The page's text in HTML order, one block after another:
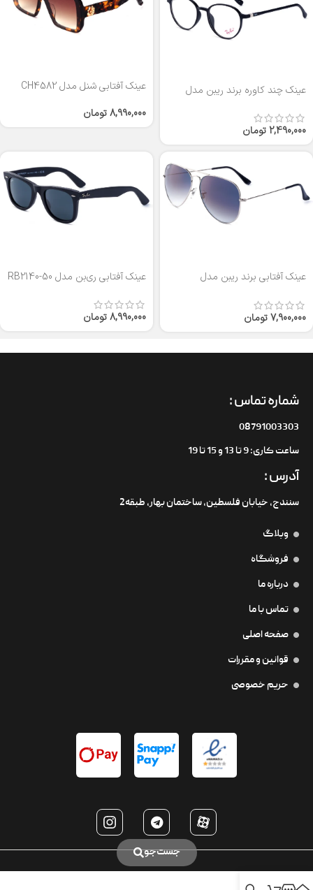
عینک چند کاوره برند ریبن مدل
2,490,000 تومان
عینک آفتابی شنل مدل CH4582
8,990,000تومان
عینک آفتابی برند ریبن مدل
7,900,000تومان
عینک آفتابی ری‌بن مدل RB2140-50
8,990,000تومان
جست‌جو
شماره تماس :
08791003303
ساعت کاری: 9 تا 13 و 15 تا 19
آدرس :
سنندج، خیابان فلسطین،‌ ساختمان بهار، طبقه2
وبلاگ
فروشگاه
درباره ما
تماس با ما
صفحه اصلی
قوانین و مقررات
حریم خصوصی